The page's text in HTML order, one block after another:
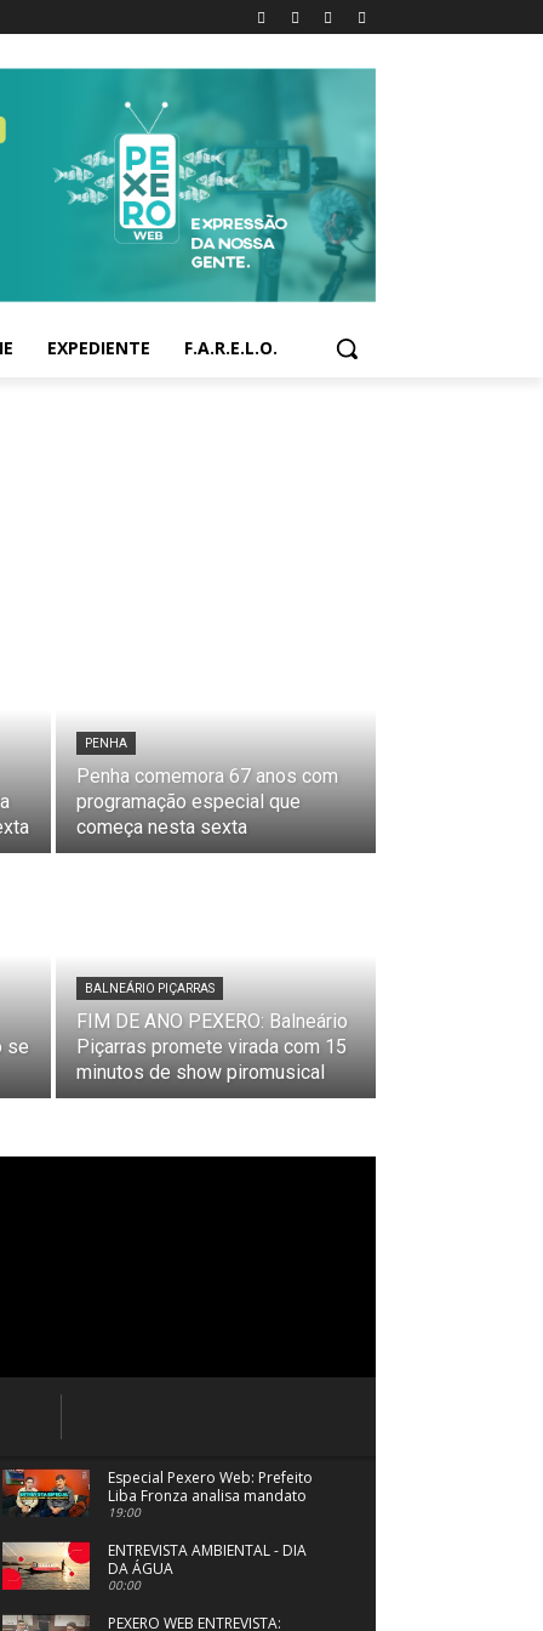
EXPEDIENTE F.A.R.E.L.O.
PENHA
Penha comemora 67 anos com
programação especial que
começa nesta sexta
se
BALNEÁRIO PIÇARRAS
FIM DE ANO PEXERO: Balneário
Piçarras promete virada com 15
minutos de show piromusical
Especial Pexero Web: Prefeito
Liba Fronza analisa mandato
em Navegantes
19:00
ENTREVISTA AMBIENTAL - DIA
DA ÁGUA
00:00
PEXERO WEB ENTREVISTA: